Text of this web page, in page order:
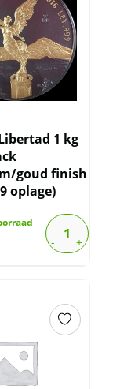
1 kg
goud finish
oplage)